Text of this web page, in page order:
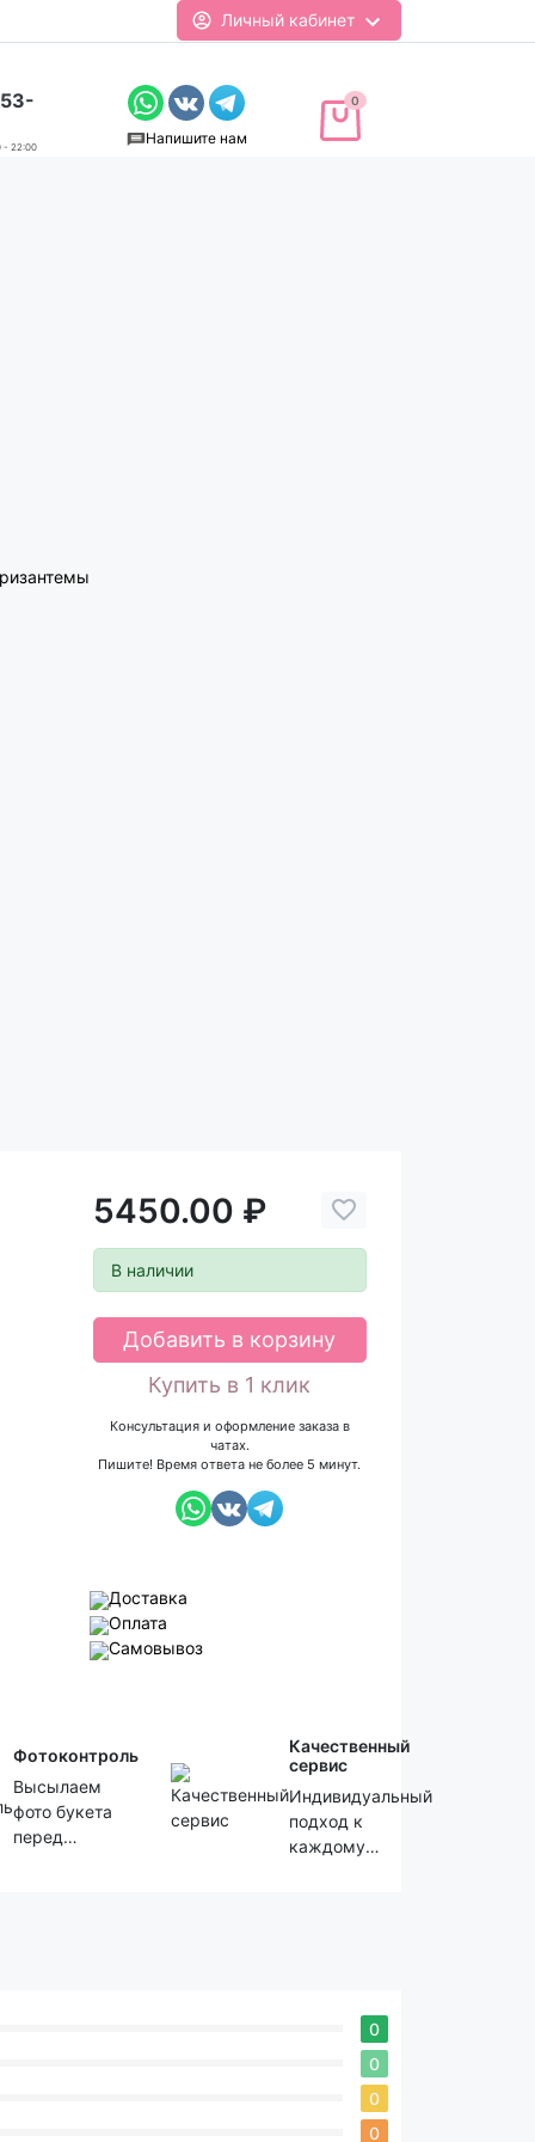
Личный кабинет
Напишите нам
- 22:00
0
5450.00 ₽
В наличии
Добавить в корзину
Купить в 1 клик
Консультация и оформление заказа в
чатах.
Пишите! Время ответа не более 5 минут.
Доставка
Оплата
Самовывоз
Фотоконтроль
Высылаем
фото букета
перед
Качественный
сервис
Индивидуальный
подход к
каждому
0
0
0
0